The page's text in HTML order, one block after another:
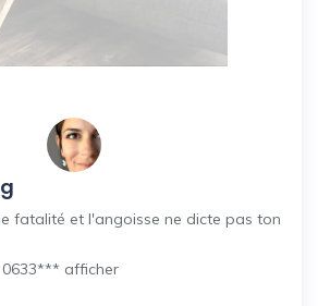
fatalité et l'angoisse ne dicte pas ton
0633*** afficher